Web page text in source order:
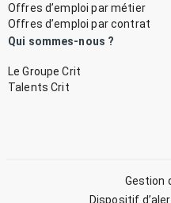
Offres d’emploi par métier
Offres d’emploi par contrat
Qui sommes-nous ?
Le Groupe Crit
Talents Crit
Gestion
Dispositif